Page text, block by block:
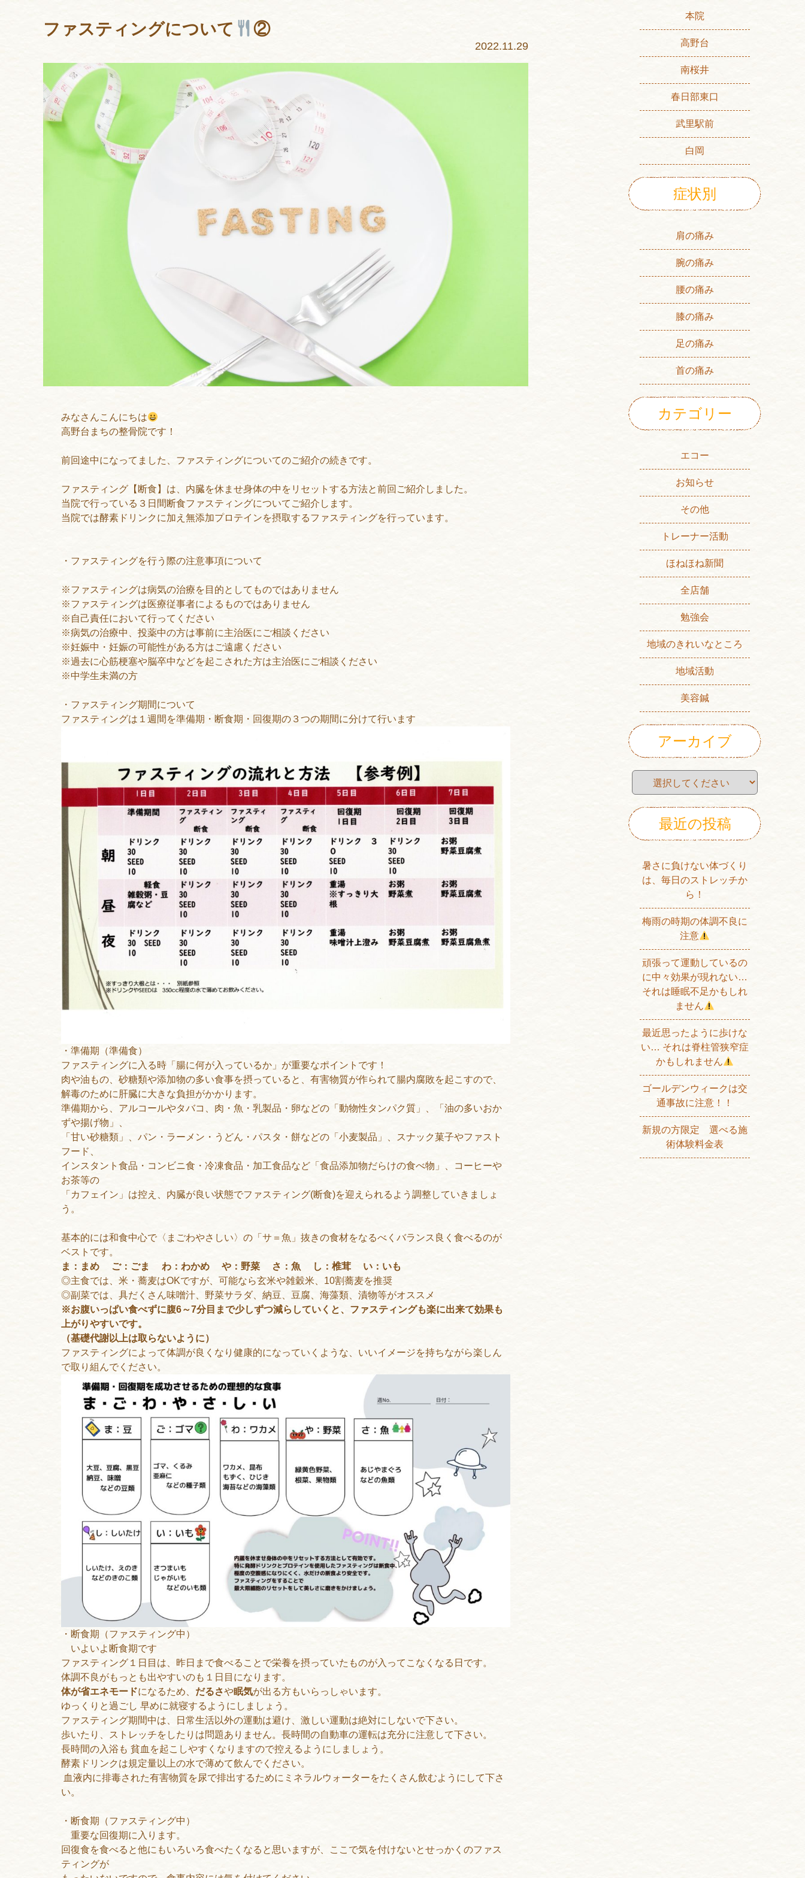
ファスティングについて ②
2022.11.29
みなさんこんにちは
高野台まちの整骨院です！
前回途中になってました、ファスティングについてのご紹介の続きです。
ファスティング【断食】は、内臓を休ませ身体の中をリセットする方法と前回ご紹介しました。
当院で行っている３日間断食ファスティングについてご紹介します。
当院では酵素ドリンクに加え無添加プロテインを摂取するファスティングを行っています。
・ファスティングを行う際の注意事項について
※ファスティングは病気の治療を目的としてものではありません
※ファスティングは医療従事者によるものではありません
※自己責任において行ってください
※病気の治療中、投薬中の方は事前に主治医にご相談ください
※妊娠中・妊娠の可能性がある方はご遠慮ください
※過去に心筋梗塞や脳卒中などを起こされた方は主治医にご相談ください
※中学生未満の方
・ファスティング期間について
ファスティングは１週間を準備期・断食期・回復期の３つの期間に分けて行います
・準備期（準備食）
ファスティングに入る時「腸に何が入っているか」が重要なポイントです！
肉や油もの、砂糖類や添加物の多い食事を摂っていると、有害物質が作られて腸内腐敗を起こすので、
解毒のために肝臓に大きな負担がかかります。
準備期から、アルコールやタバコ、肉・魚・乳製品・卵などの「動物性タンパク質」、「油の多いおか
ずや揚げ物」、
「甘い砂糖類」、パン・ラーメン・うどん・パスタ・餅などの「小麦製品」、スナック菓子やファスト
フード、
インスタント食品・コンビニ食・冷凍食品・加工食品など「食品添加物だらけの食べ物」、コーヒーや
お茶等の
「カフェイン」は控え、内臓が良い状態でファスティング(断食)を迎えられるよう調整していきましょ
う。
基本的には和食中心で〈まごわやさしい〉の「サ＝魚」抜きの食材をなるべくバランス良く食べるのが
ベストです。
ま：まめ ご：ごま わ：わかめ や：野菜 さ：魚 し：椎茸 い：いも
◎主食では、米・蕎麦はOKですが、可能なら玄米や雑穀米、10割蕎麦を推奨
◎副菜では、具だくさん味噌汁、野菜サラダ、納豆、豆腐、海藻類、漬物等がオススメ
※お腹いっぱい食べずに腹6～7分目まで少しずつ減らしていくと、ファスティングも楽に出来て効果も
上がりやすいです。
（基礎代謝以上は取らないように）
ファスティングによって体調が良くなり健康的になっていくような、いいイメージを持ちながら楽しん
で取り組んでください。
・断食期（ファスティング中）
いよいよ断食期です
ファスティング１日目は、昨日まで食べることで栄養を摂っていたものが入ってこなくなる日です。
体調不良がもっとも出やすいのも１日目になります。
体が省エネモードになるため、 だるさや眠気が出る方もいらっしゃいます。
ゆっくりと過ごし 早めに就寝するようにしましょう。
ファスティング期間中は、日常生活以外の運動は避け、激しい運動は絶対にしないで下さい。
歩いたり、ストレッチをしたりは問題ありません。長時間の自動車の運転は充分に注意して下さい。
長時間の入浴も 貧血を起こしやすくなりますので控えるようにしましょう。
酵素ドリンクは規定量以上の水で薄めて飲んでください。
血液内に排毒された有害物質を尿で排出するためにミネラルウォーターをたくさん飲むようにして下さ
い。
・断食期（ファスティング中）
重要な回復期に入ります。
回復食を食べると他にもいろいろ食べたくなると思いますが、ここで気を付けないとせっかくのファス
ティングが
本院
高野台
南桜井
春日部東口
武里駅前
白岡
症状別
肩の痛み
腕の痛み
腰の痛み
膝の痛み
足の痛み
首の痛み
カテゴリー
エコー
お知らせ
その他
トレーナー活動
ほねほね新聞
全店舗
勉強会
地域のきれいなところ
地域活動
美容鍼
アーカイブ
最近の投稿
暑さに負けない体づくり
は、毎日のストレッチか
ら！
梅雨の時期の体調不良に
注意
頑張って運動しているの
に中々効果が現れない…
それは睡眠不足かもしれ
ません
最近思ったように歩けな
い… それは脊柱管狭窄症
かもしれません
ゴールデンウィークは交
通事故に注意！！
新規の方限定 選べる施
術体験料金表